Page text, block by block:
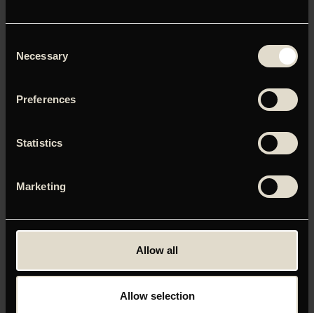
Selection
Necessary
Preferences
Statistics
Marketing
Allow all
Allow selection
Du skal tillade marketing-cookies for at kunne se denne